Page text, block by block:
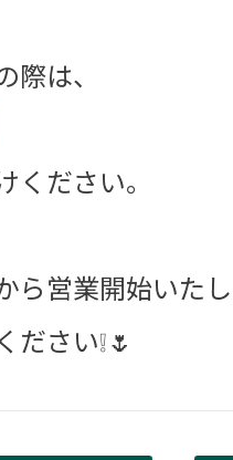
は、
ください。
ら営業開始いた
さい❕🌷